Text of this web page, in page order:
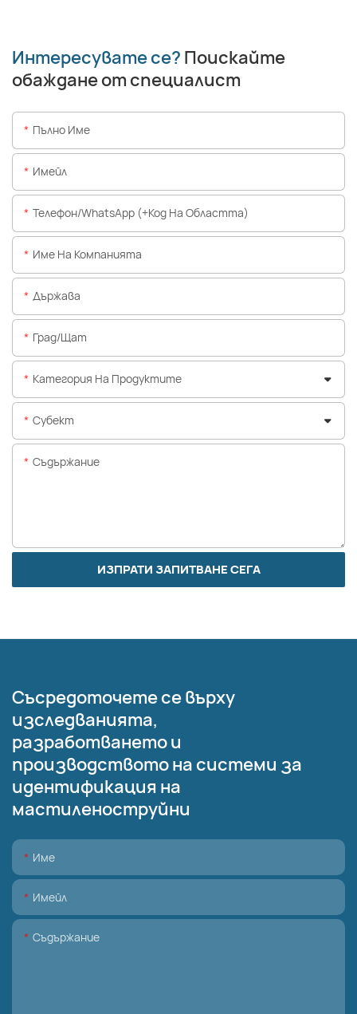
Интересувате се? Поискайте
обаждане от специалист
Пълно Име
Имейл
Телефон/WhatsApp (+Код На Областта)
Име На Компанията
Държава
Град/щат
Категория На Продуктите
Субект
Съдържание
ИЗПРАТИ ЗАПИТВАНЕ СЕГА
Съсредоточете се върху
изследванията,
разработването и
производството на системи за
идентификация на
мастиленоструйни
Име
Имейл
Съдържание